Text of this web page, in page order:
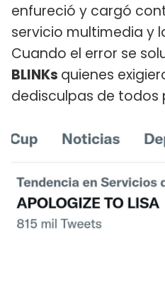
enfureció y cargó
servicio multimedia y
Cuando el error se
BLINKs quienes
dedisculpas de todos